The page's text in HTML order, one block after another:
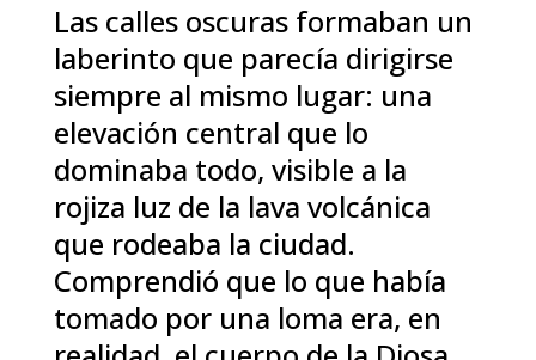
Las calles oscuras formaban un
laberinto que parecía dirigirse
siempre al mismo lugar: una
elevación central que lo
dominaba todo, visible a la
rojiza luz de la lava volcánica
que rodeaba la ciudad.
Comprendió que lo que había
tomado por una loma era, en